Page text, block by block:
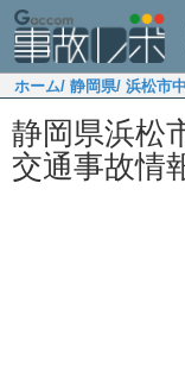
ホーム/ 静岡県/ 浜松市
静岡県浜松
交通事故情